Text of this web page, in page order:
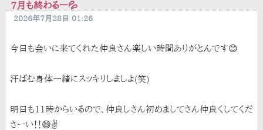
7月も終わるー💦
2026年7月28日 01:26
今日も会いに来てくれた仲良さん楽しい時間ありがとんです😊
汗ばむ身体一緒にスッキリしましよ(笑)
明日も11時からいるので、仲良しさん初めましてさん仲良くしてくだ
さーい！！😄✌️